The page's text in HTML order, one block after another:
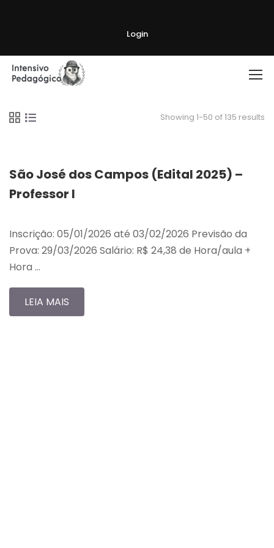
Login
Showing 1-50 of 135 results
São José dos Campos (Edital 2025) –
Professor I
Inscrição: 05/01/2026 até 03/02/2026 Previsão da
Prova: 29/03/2026 Salário: R$ 24,38 de Hora/aula +
Hora …
LEIA MAIS